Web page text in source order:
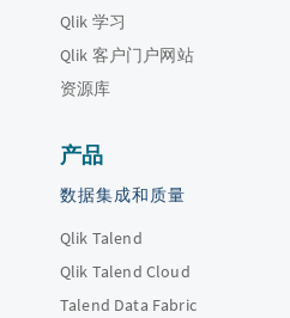
Qlik 学习
Qlik 客户门户网站
资源库
产品
数据集成和质量
Qlik Talend
Qlik Talend Cloud
Talend Data Fabric